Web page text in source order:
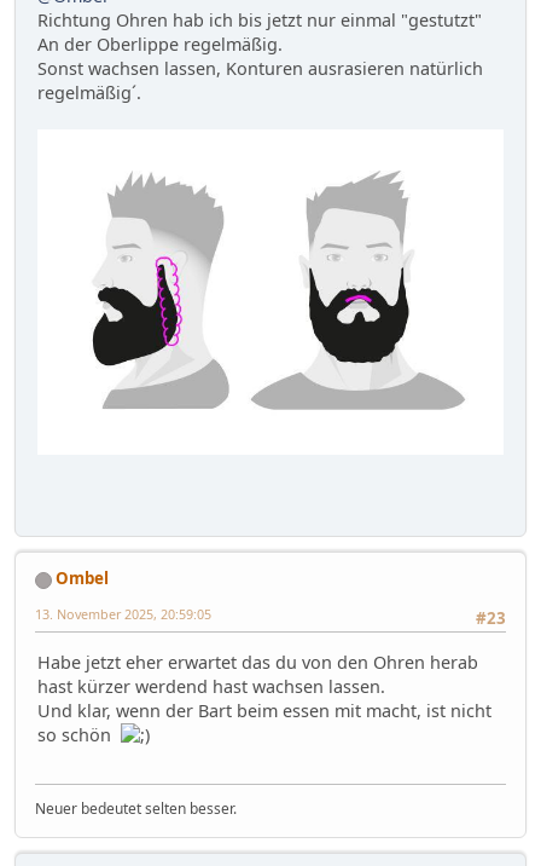
Richtung Ohren hab ich bis jetzt nur einmal "gestutzt"
An der Oberlippe regelmäßig.
Sonst wachsen lassen, Konturen ausrasieren natürlich
regelmäßig´.
Ombel
#23
13. November 2025, 20:59:05
Habe jetzt eher erwartet das du von den Ohren herab
hast kürzer werdend hast wachsen lassen.
Und klar, wenn der Bart beim essen mit macht, ist nicht
so schön
Neuer bedeutet selten besser.